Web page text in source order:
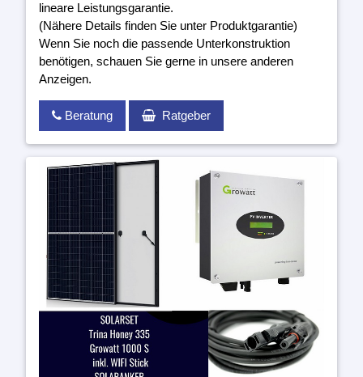
lineare Leistungsgarantie.
(Nähere Details finden Sie unter Produktgarantie)
Wenn Sie noch die passende Unterkonstruktion
benötigen, schauen Sie gerne in unsere anderen
Anzeigen.
Beratung Ratgeber